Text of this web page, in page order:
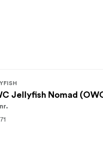
Jellyfish Nomad